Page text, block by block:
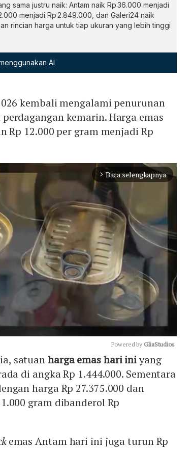
sama justru naik: Antam naik Rp 36.000 menjadi
menjadi Rp 2.849.000, dan Galeri24 naik
rincian harga untuk tiap ukuran yang lebih tinggi
AI
kembali mengalami penurunan
kemarin. Harga emas
12.000 per gram menjadi Rp
arrow_forward_ios Baca selengkapnya
Mute
Powered by GliaStudios
satuanharga emas hari iniyang
di angka Rp 1.444.000. Sementara
harga Rp 27.375.000 dan
gram dibanderol Rp
emas Antam hari ini juga turun Rp